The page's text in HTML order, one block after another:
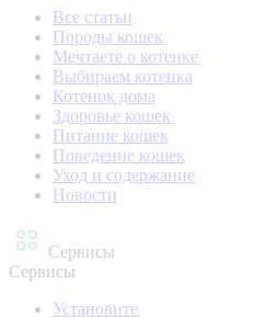
Все статьи
Породы кошек
Мечтаете о котенке
Выбираем котенка
Котенок дома
Здоровье кошек
Питание кошек
Поведение кошек
Уход и содержание
Новости
Сервисы
Сервисы
Установите